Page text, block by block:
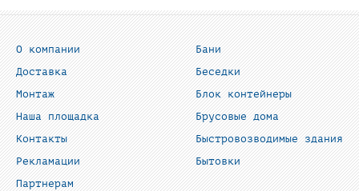
О компании
Доставка
Монтаж
Наша площадка
Контакты
Рекламации
Партнерам
Бани
Беседки
Блок контейнеры
Брусовые дома
Быстровозводимые здания
Бытовки